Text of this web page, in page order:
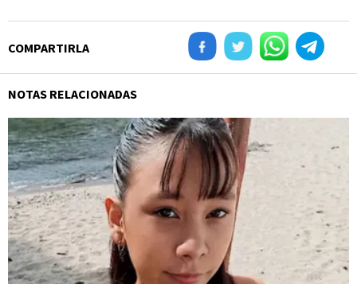
COMPARTIRLA
NOTAS RELACIONADAS